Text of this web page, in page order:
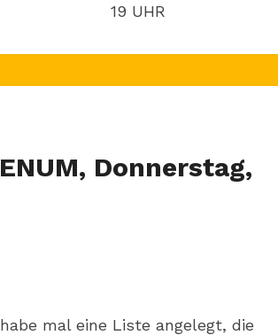
19 UHR
Donnerstag,
mal eine Liste angelegt, die